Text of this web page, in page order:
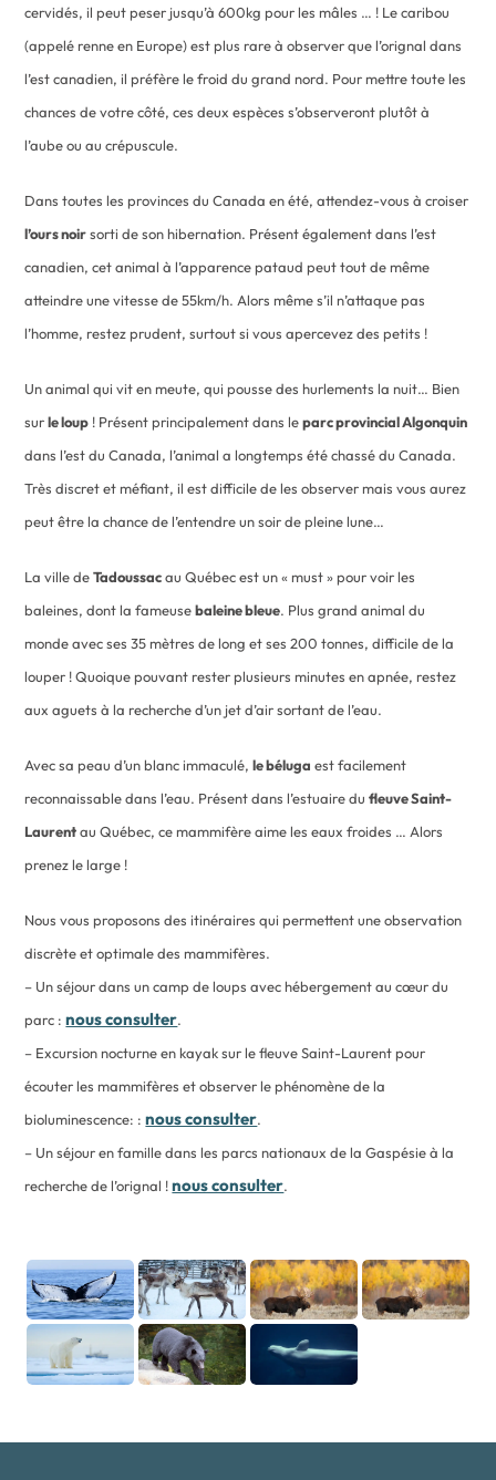
cervidés, il peut peser jusqu’à 600kg pour les mâles … ! Le caribou
(appelé renne en Europe) est plus rare à observer que l’orignal dans
l’est canadien, il préfère le froid du grand nord. Pour mettre toute les
chances de votre côté, ces deux espèces s’observeront plutôt à
l’aube ou au crépuscule.
Dans toutes les provinces du Canada en été, attendez-vous à croiser
l’ours noirsorti de son hibernation. Présent également dans l’est
canadien, cet animal à l’apparence pataud peut tout de même
atteindre une vitesse de 55km/h. Alors même s’il n’attaque pas
l’homme, restez prudent, surtout si vous apercevez des petits !
Un animal qui vit en meute, qui pousse des hurlements la nuit… Bien
surle loup ! Présent principalement dans leparc provincial Algonquin
dans l’est du Canada, l’animal a longtemps été chassé du Canada.
Très discret et méfiant, il est difficile de les observer mais vous aurez
peut être la chance de l’entendre un soir de pleine lune…
La ville deTadoussacau Québec est un « must » pour voir les
baleines, dont la fameusebaleine bleue. Plus grand animal du
monde avec ses 35 mètres de long et ses 200 tonnes, difficile de la
louper ! Quoique pouvant rester plusieurs minutes en apnée, restez
aux aguets à la recherche d’un jet d’air sortant de l’eau.
Avec sa peau d’un blanc immaculé,le béluga est facilement
reconnaissable dans l’eau. Présent dans l’estuaire dufleuve Saint-
Laurentau Québec, ce mammifère aime les eaux froides … Alors
prenez le large !
Nous vous proposons des itinéraires qui permettent une observation
discrète et optimale des mammifères.
– Un séjour dans un camp de loups avec hébergement au cœur du
parc :nous consulter.
– Excursion nocturne en kayak sur le fleuve Saint-Laurent pour
écouter les mammifères et observer le phénomène de la
bioluminescence: :nous consulter.
– Un séjour en famille dans les parcs nationaux de la Gaspésie à la
recherche de l’orignal !nous consulter.